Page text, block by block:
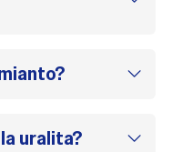
retirar el amianto?
la uralita?